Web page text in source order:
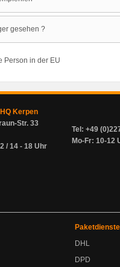
gesehen ?
Person in der EU
Kerpen
Str. 33
/ 14 - 18 Uhr
Tel: +49
Mo-Fr: 10-12
Paketdienste
DHL
DPD